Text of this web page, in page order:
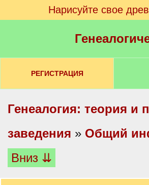
Нарисуйте свое
РЕГИСТРАЦИЯ
Генеалогия: теория и
заведения » Общий
Вниз ⇊